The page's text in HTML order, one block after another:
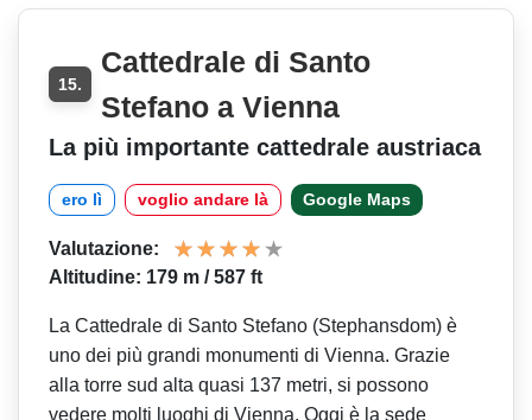
15.
Cattedrale di Santo
Stefano a Vienna
La più importante cattedrale austriaca
ero lì voglio andare là Google Maps
Valutazione:
Altitudine: 179 m / 587 ft
La Cattedrale di Santo Stefano (Stephansdom) è
uno dei più grandi monumenti di Vienna. Grazie
alla torre sud alta quasi 137 metri, si possono
vedere molti luoghi di Vienna. Oggi è la sede